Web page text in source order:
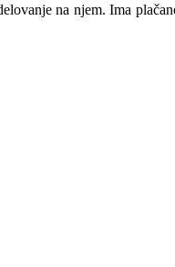
na njem. Ima